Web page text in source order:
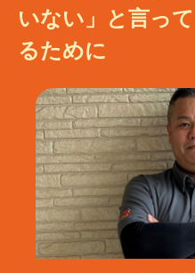
いない」と言っ
るために